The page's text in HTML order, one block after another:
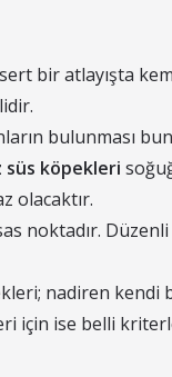
bir atlayışta
bulunması
süs köpekleri
olacaktır.
noktadır.
nadiren kendi
için ise belli